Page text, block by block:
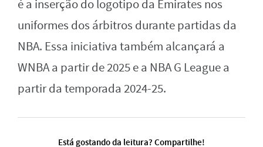
é a inserção do logotipo da Emirates nos
uniformes dos árbitros durante partidas da
NBA. Essa iniciativa também alcançará a
WNBA a partir de 2025 e a NBA G League a
partir da temporada 2024-25.
Está gostando da leitura? Compartilhe!